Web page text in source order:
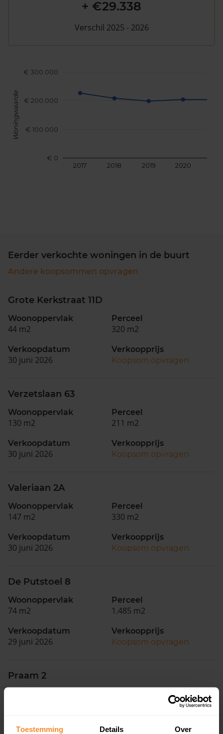
Toestemming Details Over
2017 2018 2019 2020
€ 0
€ 100.000
€ 200.000
€ 300.000
Woningwaarde
+ €29.338
Verschil 2025 - 2026
Eerder verkochte woningen in de buurt
Andere koopsommen opvragen
Grote Kerkstraat 11D
Woonoppervlak
44 m2
Perceel
320 m2
Verkoopdatum
30 juni 2026
Verkoopprijs
Koopsom opvragen
Verzetslaan 63
Woonoppervlak
130 m2
Perceel
211 m2
Verkoopdatum
30 juni 2026
Verkoopprijs
Koopsom opvragen
Valeriaan 2A
Woonoppervlak
147 m2
Perceel
330 m2
Verkoopdatum
30 juni 2026
Verkoopprijs
Koopsom opvragen
De Putstoel 8
Woonoppervlak
74 m2
Perceel
1.485 m2
Verkoopdatum
29 juni 2026
Verkoopprijs
Koopsom opvragen
Praam 2
Verkoopdatum
Verkoopprijs